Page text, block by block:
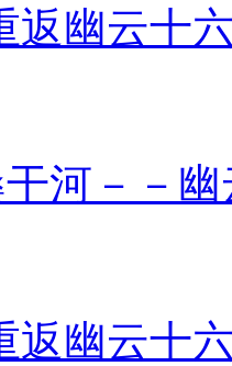
返幽云十
河－－
返幽云十